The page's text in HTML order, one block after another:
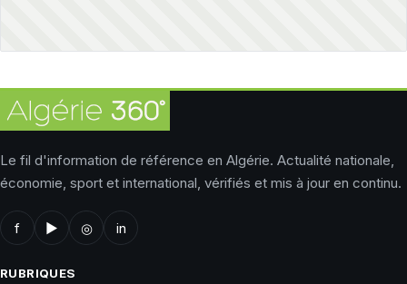
Le fil d'information de référence en Algérie. Actualité nationale,
économie, sport et international, vérifiés et mis à jour en continu.
f ▶ ◎ in
RUBRIQUES